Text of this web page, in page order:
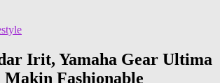
Irit, Yamaha Gear Ultima
Fashionable